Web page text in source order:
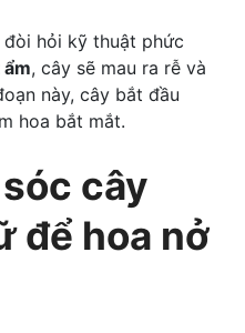
hỏi kỹ thuật phức
, cây sẽ mau ra rễ và
này, cây bắt đầu
hoa bắt mắt.
cây
để hoa nở